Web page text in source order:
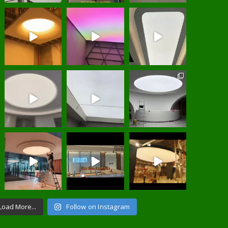
More... Follow on Instagram